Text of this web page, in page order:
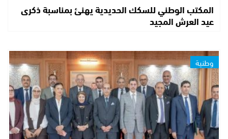
المكتب الوطني للسكك الحديدية يهنئ بمناسبة ذكرى
عيد العرش المجيد
وطنية